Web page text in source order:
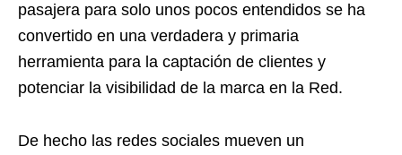
pasajera para solo unos pocos entendidos se ha
convertido en una verdadera y primaria
herramienta para la captación de clientes y
potenciar la visibilidad de la marca en la Red.
De hecho las redes sociales mueven un